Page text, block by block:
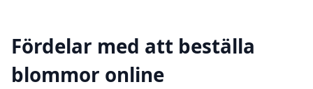
Fördelar med att beställa
blommor online